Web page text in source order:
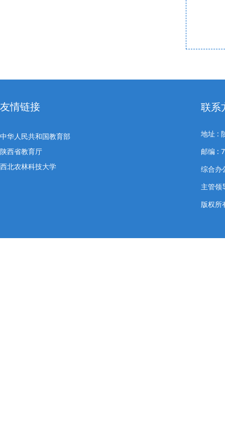
友情链接
中华人民共和国教育部
陕西省教育厅
西北农林科技大学
联系
地址 :
邮编 :
综合办
主管
版权